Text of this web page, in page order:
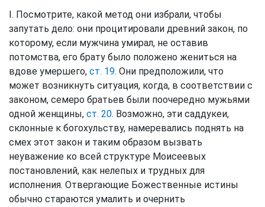
I. Посмотрите, какой метод они избрали, чтобы
запутать дело: они процитировали древний закон, по
которому, если мужчина умирал, не оставив
потомства, его брату было положено жениться на
вдове умершего, ст. 19. Они предположили, что
может возникнуть ситуация, когда, в соответствии с
законом, семеро братьев были поочередно мужьями
одной женщины, ст. 20. Возможно, эти саддукеи,
склонные к богохульству, намеревались поднять на
смех этот закон и таким образом вызвать
неуважение ко всей структуре Моисеевых
постановлений, как нелепых и трудных для
исполнения. Отвергающие Божественные истины
обычно стараются умалить и очернить